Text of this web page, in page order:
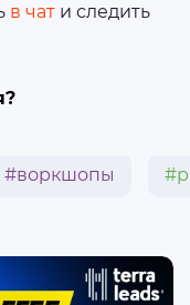
в чат и следить
#воркшопы